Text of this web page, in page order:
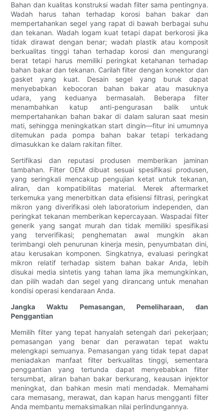
Bahan dan kualitas konstruksi wadah filter sama pentingnya.
Wadah harus tahan terhadap korosi bahan bakar dan
mempertahankan segel yang rapat di bawah berbagai suhu
dan tekanan. Wadah logam kuat tetapi dapat berkorosi jika
tidak dirawat dengan benar; wadah plastik atau komposit
berkualitas tinggi tahan terhadap korosi dan mengurangi
berat tetapi harus memiliki peringkat ketahanan terhadap
bahan bakar dan tekanan. Carilah filter dengan konektor dan
gasket yang kuat. Desain segel yang buruk dapat
menyebabkan kebocoran bahan bakar atau masuknya
udara, yang keduanya bermasalah. Beberapa filter
menambahkan katup anti-pengurasan balik untuk
mempertahankan bahan bakar di dalam saluran saat mesin
mati, sehingga meningkatkan start dingin—fitur ini umumnya
ditemukan pada pompa bahan bakar tetapi terkadang
dimasukkan ke dalam rakitan filter.
Sertifikasi dan reputasi produsen memberikan jaminan
tambahan. Filter OEM dibuat sesuai spesifikasi produsen,
yang seringkali mencakup pengujian ketat untuk tekanan,
aliran, dan kompatibilitas material. Merek aftermarket
terkemuka yang menerbitkan data efisiensi filtrasi, peringkat
mikron yang diverifikasi oleh laboratorium independen, dan
peringkat tekanan memberikan kepercayaan. Waspadai filter
generik yang sangat murah dan tidak memiliki spesifikasi
yang terverifikasi; penghematan awal mungkin akan
terimbangi oleh penurunan kinerja mesin, penyumbatan dini,
atau kerusakan komponen. Singkatnya, evaluasi peringkat
mikron relatif terhadap sistem bahan bakar Anda, lebih
disukai media sintetis yang tahan lama jika memungkinkan,
dan pilih wadah dan segel yang dirancang untuk menahan
kondisi operasi kendaraan Anda.
Jangka Waktu Pemasangan, Pemeliharaan, dan
Penggantian
Memilih filter yang tepat hanyalah setengah dari pekerjaan;
pemasangan yang benar dan perawatan tepat waktu
melengkapi semuanya. Pemasangan yang tidak tepat dapat
meniadakan manfaat filter berkualitas tinggi, sementara
penggantian yang tertunda dapat menyebabkan filter
tersumbat, aliran bahan bakar berkurang, keausan injektor
meningkat, dan bahkan mesin mati mendadak. Memahami
cara memasang, merawat, dan kapan harus mengganti filter
Anda membantu memaksimalkan nilai perlindungannya.